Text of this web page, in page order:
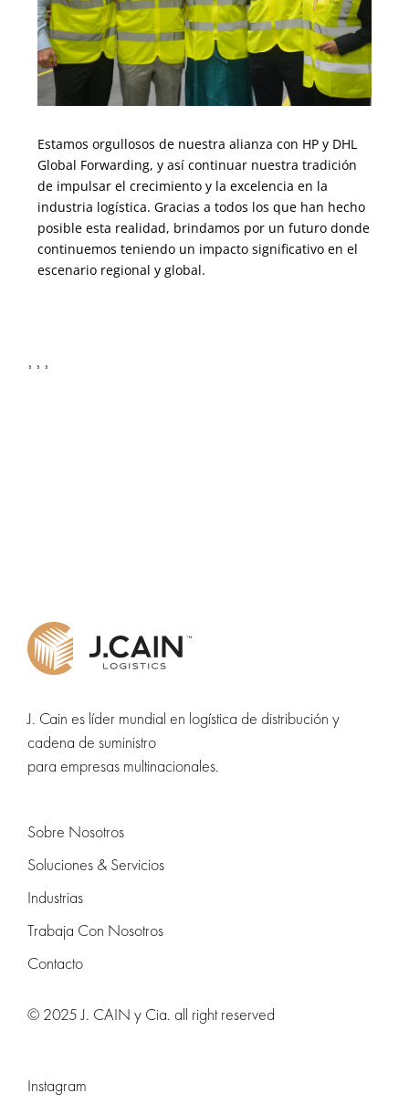
Estamos orgullosos de nuestra alianza con HP y DHL
Global Forwarding, y así continuar nuestra tradición
de impulsar el crecimiento y la excelencia en la
industria logística. Gracias a todos los que han hecho
posible esta realidad, brindamos por un futuro donde
continuemos teniendo un impacto significativo en el
escenario regional y global.
J. Cain es líder mundial en logística de distribución y
cadena de suministro
para empresas multinacionales.
Sobre Nosotros
Soluciones & Servicios
Industrias
Trabaja Con Nosotros
Contacto
© 2025 J. CAIN y Cia. all right reserved
Instagram